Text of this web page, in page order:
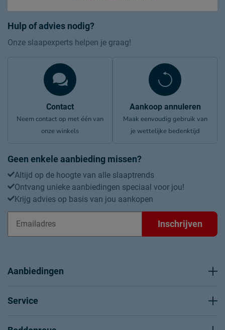
Hulp of advies nodig?
Onze slaapexperts helpen je graag!
Contact
Neem contact op met één van
onze winkels
Aankoop annuleren
Maak eenvoudig gebruik van
je wettelijke bedenktijd
Geen enkele aanbieding missen?
Altijd op de hoogte van alle slaaptrends
Ontvang unieke aanbiedingen speciaal voor jou!
Krijg advies op basis van jou aankopen
Inschrijven
Aanbiedingen
Service